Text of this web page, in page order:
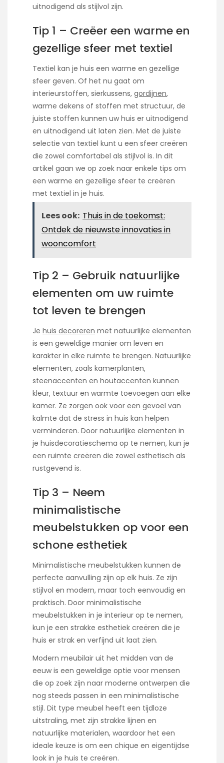
uitnodigend als stijlvol zijn.
Tip 1 – Creëer een warme en
gezellige sfeer met textiel
Textiel kan je huis een warme en gezellige
sfeer geven. Of het nu gaat om
interieurstoffen, sierkussens, gordijnen,
warme dekens of stoffen met structuur, de
juiste stoffen kunnen uw huis er uitnodigend
en uitnodigend uit laten zien. Met de juiste
selectie van textiel kunt u een sfeer creëren
die zowel comfortabel als stijlvol is. In dit
artikel gaan we op zoek naar enkele tips om
een warme en gezellige sfeer te creëren
met textiel in je huis.
Lees ook: Thuis in de toekomst:
Ontdek de nieuwste innovaties in
wooncomfort
Tip 2 – Gebruik natuurlijke
elementen om uw ruimte
tot leven te brengen
Je huis decoreren met natuurlijke elementen
is een geweldige manier om leven en
karakter in elke ruimte te brengen. Natuurlijke
elementen, zoals kamerplanten,
steenaccenten en houtaccenten kunnen
kleur, textuur en warmte toevoegen aan elke
kamer. Ze zorgen ook voor een gevoel van
kalmte dat de stress in huis kan helpen
verminderen. Door natuurlijke elementen in
je huisdecoratieschema op te nemen, kun je
een ruimte creëren die zowel esthetisch als
rustgevend is.
Tip 3 – Neem
minimalistische
meubelstukken op voor een
schone esthetiek
Minimalistische meubelstukken kunnen de
perfecte aanvulling zijn op elk huis. Ze zijn
stijlvol en modern, maar toch eenvoudig en
praktisch. Door minimalistische
meubelstukken in je interieur op te nemen,
kun je een strakke esthetiek creëren die je
huis er strak en verfijnd uit laat zien.
Modern meubilair uit het midden van de
eeuw is een geweldige optie voor mensen
die op zoek zijn naar moderne ontwerpen die
nog steeds passen in een minimalistische
stijl. Dit type meubel heeft een tijdloze
uitstraling, met zijn strakke lijnen en
natuurlijke materialen, waardoor het een
ideale keuze is om een chique en eigentijdse
look in je huis te creëren.